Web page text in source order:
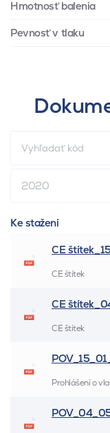
Hmotnosť balenia
Pevnosť v tlaku
2020
Ke stažení
CE
CE štítek
CE
CE štítek
Prohlášení o